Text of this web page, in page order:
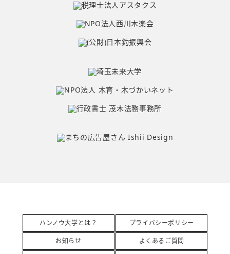
ハンノウ大学とは？
お知らせ
プライバシーポリシー
よくあるご質問